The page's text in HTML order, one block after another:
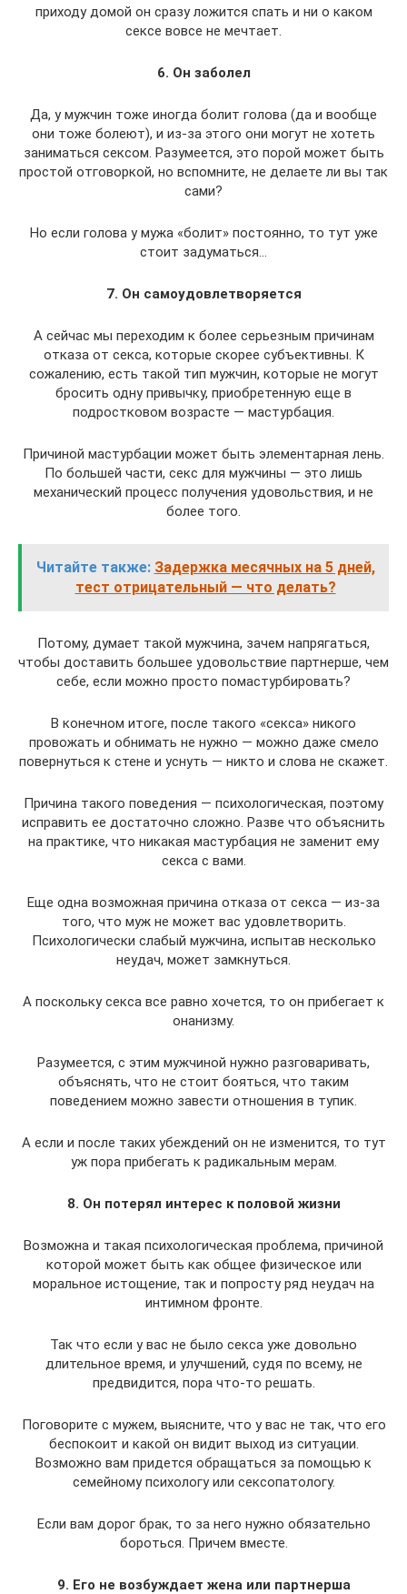
приходу домой он сразу ложится спать и ни о каком
сексе вовсе не мечтает.
6. Он заболел
Да, у мужчин тоже иногда болит голова (да и вообще
они тоже болеют), и из-за этого они могут не хотеть
заниматься сексом. Разумеется, это порой может быть
простой отговоркой, но вспомните, не делаете ли вы так
сами?
Но если голова у мужа «болит» постоянно, то тут уже
стоит задуматься…
7. Он самоудовлетворяется
А сейчас мы переходим к более серьезным причинам
отказа от секса, которые скорее субъективны. К
сожалению, есть такой тип мужчин, которые не могут
бросить одну привычку, приобретенную еще в
подростковом возрасте — мастурбация.
Причиной мастурбации может быть элементарная лень.
По большей части, секс для мужчины — это лишь
механический процесс получения удовольствия, и не
более того.
Читайте также: Задержка месячных на 5 дней,
тест отрицательный — что делать?
Потому, думает такой мужчина, зачем напрягаться,
чтобы доставить большее удовольствие партнерше, чем
себе, если можно просто помастурбировать?
В конечном итоге, после такого «секса» никого
провожать и обнимать не нужно — можно даже смело
повернуться к стене и уснуть — никто и слова не скажет.
Причина такого поведения — психологическая, поэтому
исправить ее достаточно сложно. Разве что объяснить
на практике, что никакая мастурбация не заменит ему
секса с вами.
Еще одна возможная причина отказа от секса — из-за
того, что муж не может вас удовлетворить.
Психологически слабый мужчина, испытав несколько
неудач, может замкнуться.
А поскольку секса все равно хочется, то он прибегает к
онанизму.
Разумеется, с этим мужчиной нужно разговаривать,
объяснять, что не стоит бояться, что таким
поведением можно завести отношения в тупик.
А если и после таких убеждений он не изменится, то тут
уж пора прибегать к радикальным мерам.
8. Он потерял интерес к половой жизни
Возможна и такая психологическая проблема, причиной
которой может быть как общее физическое или
моральное истощение, так и попросту ряд неудач на
интимном фронте.
Так что если у вас не было секса уже довольно
длительное время, и улучшений, судя по всему, не
предвидится, пора что-то решать.
Поговорите с мужем, выясните, что у вас не так, что его
беспокоит и какой он видит выход из ситуации.
Возможно вам придется обращаться за помощью к
семейному психологу или сексопатологу.
Если вам дорог брак, то за него нужно обязательно
бороться. Причем вместе.
9. Его не возбуждает жена или партнерша